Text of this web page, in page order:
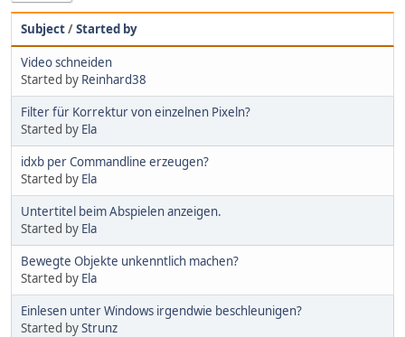
Subject/Started by
Video schneiden
Started by Reinhard38
Filter für Korrektur von einzelnen Pixeln?
Started by Ela
idxb per Commandline erzeugen?
Started by Ela
Untertitel beim Abspielen anzeigen.
Started by Ela
Bewegte Objekte unkenntlich machen?
Started by Ela
Einlesen unter Windows irgendwie beschleunigen?
Started byStrunz